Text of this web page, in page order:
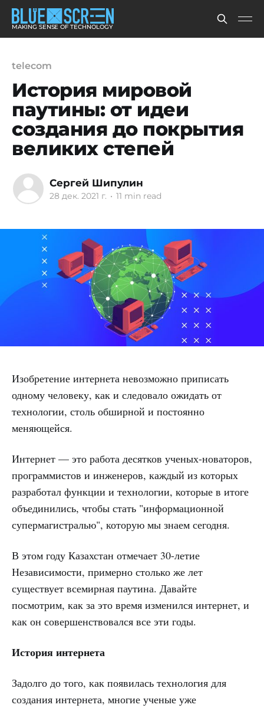
MAKING SENSE OF TECHNOLOGY
telecom
История мировой
паутины: от идеи
создания до покрытия
великих степей
Сергей Шипулин
28 дек. 2021 г. • 11 min read
Изобретение интернета невозможно приписать
одному человеку, как и следовало ожидать от
технологии, столь обширной и постоянно
меняющейся.
Интернет — это работа десятков ученых-новаторов,
программистов и инженеров, каждый из которых
разработал функции и технологии, которые в итоге
объединились, чтобы стать "информационной
супермагистралью", которую мы знаем сегодня.
В этом году Казахстан отмечает 30-летие
Независимости, примерно столько же лет
существует всемирная паутина. Давайте
посмотрим, как за это время изменился интернет, и
как он совершенствовался все эти годы.
История интернета
Задолго до того, как появилась технология для
создания интернета, многие ученые уже